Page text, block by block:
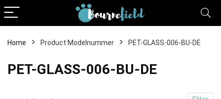
Home Product Modelnummer PET-GLASS-006-BU-DE
PET-GLASS-006-BU-DE